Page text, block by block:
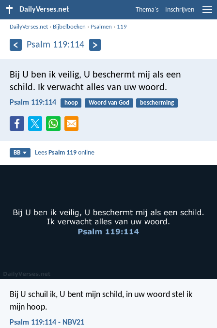
DailyVerses.net Thema's Inschrijven
DailyVerses.net › Bijbelboeken › Psalmen › 119
Psalm 119:114
Bij U ben ik veilig, U beschermt mij als een
schild. Ik verwacht alles van uw woord.
Psalm 119:114 hoop Woord van God bescherming
BB LeesPsalm 119 online
Bij U schuil ik, U bent mijn schild, in uw woord stel ik
mijn hoop.
Psalm 119:114 - NBV21